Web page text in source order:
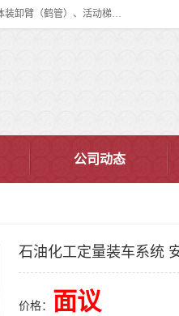
连云港华德石油化工机械有限公司（原连云港石油化工机械总厂），始创于1982年，是从事码头船用流体装卸臂、陆用流体装卸臂（鹤管）、活动梯、钢构平台、定量装车系统等全系列流体装卸设备的设计、制造、销售以及服务的专业供应商。
公司动态
石油化工定量装车系统
价格： 面议